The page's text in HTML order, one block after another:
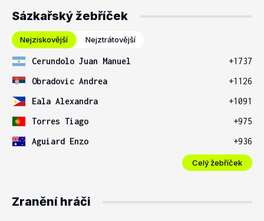
Sázkařský žebříček
Nejziskovější Nejztrátovější
Cerundolo Juan Manuel
+1737
Obradovic Andrea
+1126
Eala Alexandra
+1091
Torres Tiago
+975
Aguiard Enzo
+936
Celý žebříček
Zranění hráči